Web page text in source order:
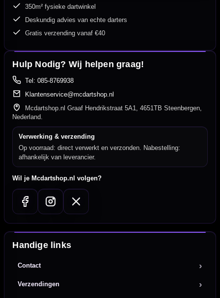
350m² fysieke dartwinkel
Deskundig advies van echte darters
Gratis verzending vanaf €40
Hulp Nodig? Wij helpen graag!
Tel: 085-8769938
Klantenservice@mcdartshop.nl
Mcdartshop.nl Graaf Hendrikstraat 5A1, 4651TB Steenbergen,
Nederland.
Verwerking & verzending
Op voorraad: direct verwerkt en verzonden. Nabestelling:
afhankelijk van leverancier.
Wil je Mcdartshop.nl volgen?
Handige links
Contact
Verzendingen